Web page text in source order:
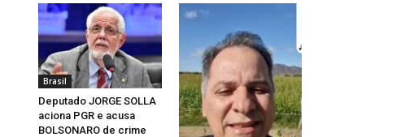
Brasil
Deputado JORGE SOLLA
aciona PGR e acusa
BOLSONARO de crime